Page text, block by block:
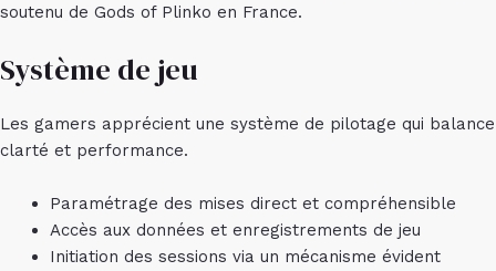
soutenu de Gods of Plinko en France.
Système de jeu
Les gamers apprécient une système de pilotage qui balance
clarté et performance.
Paramétrage des mises direct et compréhensible
Accès aux données et enregistrements de jeu
Initiation des sessions via un mécanisme évident